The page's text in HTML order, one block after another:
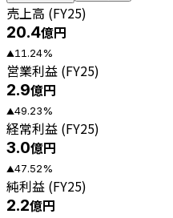
売上高 (FY25)
20.4億円
▲11.24%
営業利益 (FY25)
2.9億円
▲49.23%
経常利益 (FY25)
3.0億円
▲47.52%
純利益 (FY25)
2.2億円